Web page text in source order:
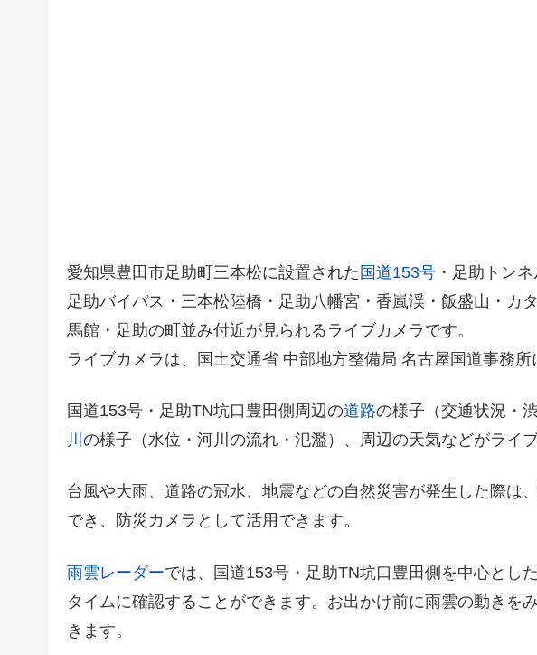
愛知県豊田市足助町三本松に設置された 国道153号 ・足助トン
足助バイパス・三本松陸橋・足助八幡宮・香嵐渓・飯盛山・カ
馬館・足助の町並み付近が見られるライブカメラです。
ライブカメラは、国土交通省 中部地方整備局 名古屋国道事務所
国道153号・足助TN坑口豊田側周辺の道路の様子（交通状況・
川 の様子（水位・河川の流れ・氾濫）、周辺の天気などがライ
台風や大雨、道路の冠水、地震などの自然災害が発生した際は
でき、防災カメラとして活用できます。
雨雲レーダーでは、国道153号・足助TN坑口豊田側を中心とし
タイムに確認することができます。お出かけ前に雨雲の動きを
きます。